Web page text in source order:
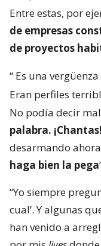
municipal de
Al momento de
Mar, donde
Entre estas, por
de empresas
de proyectos
“ Es una
No podía decir
palabra.
desarmando